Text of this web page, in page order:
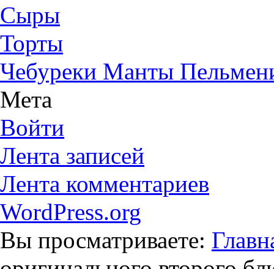
Сыры
Торты
Чебуреки Манты
Мета
Войти
Лента записей
Лента комментариев
WordPress.org
Вы просматриваете: